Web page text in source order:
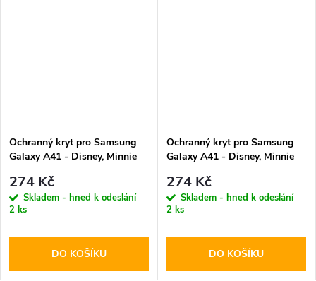
Ochranný kryt pro Samsung
Galaxy A41 - Disney, Minnie
274 Kč
Skladem - hned k odeslání
2 ks
DO KOŠÍKU
Ochranný kryt pro Samsung
Galaxy A41 - Disney, Minnie
274 Kč
Skladem - hned k odeslání
2 ks
DO KOŠÍKU